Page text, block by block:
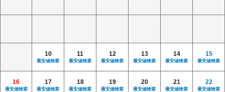
10
最安値検索
11
最安値検索
12
最安値検索
13
最安値検索
14
最安値検索
15
最安値検索
16
最安値検索
17
最安値検索
18
最安値検索
19
最安値検索
20
最安値検索
21
最安値検索
22
最安値検索